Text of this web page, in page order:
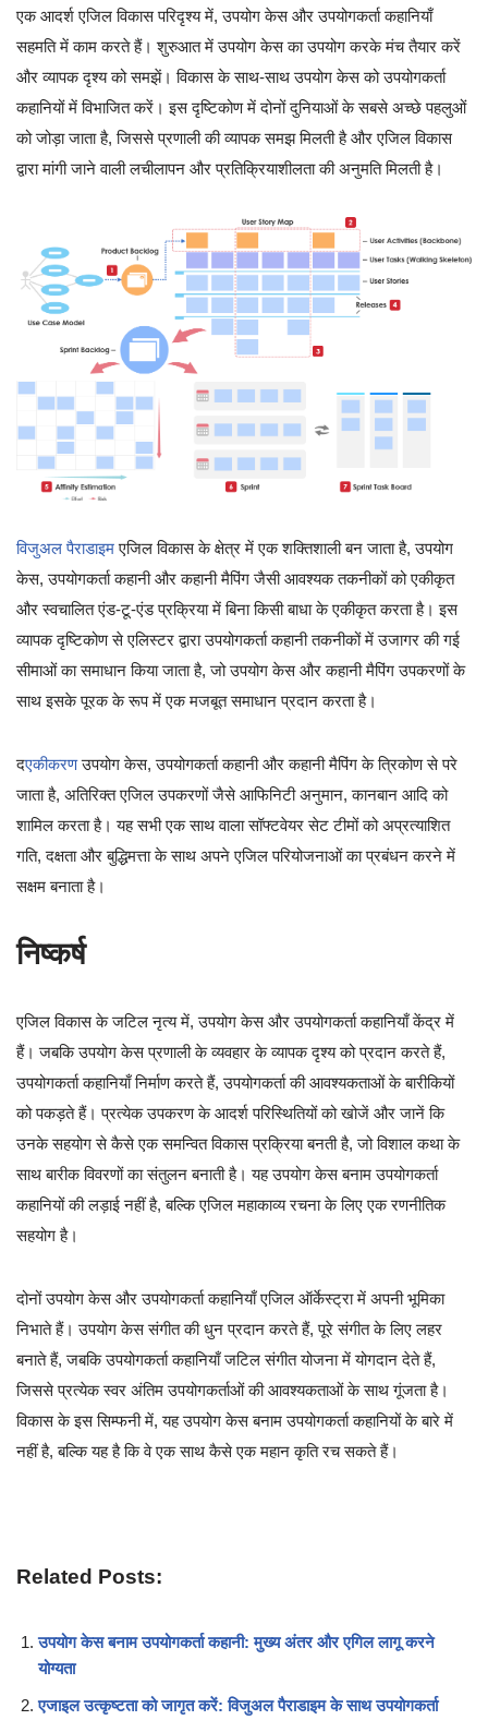
एक आदर्श एजिल विकास परिदृश्य में, उपयोग केस और उपयोगकर्ता कहानियाँ
सहमति में काम करते हैं। शुरुआत में उपयोग केस का उपयोग करके मंच तैयार करें
और व्यापक दृश्य को समझें। विकास के साथ-साथ उपयोग केस को उपयोगकर्ता
कहानियों में विभाजित करें। इस दृष्टिकोण में दोनों दुनियाओं के सबसे अच्छे पहलुओं
को जोड़ा जाता है, जिससे प्रणाली की व्यापक समझ मिलती है और एजिल विकास
द्वारा मांगी जाने वाली लचीलापन और प्रतिक्रियाशीलता की अनुमति मिलती है।
विजुअल पैराडाइमएजिल विकास के क्षेत्र में एक शक्तिशाली बन जाता है, उपयोग
केस, उपयोगकर्ता कहानी और कहानी मैपिंग जैसी आवश्यक तकनीकों को एकीकृत
और स्वचालित एंड-टू-एंड प्रक्रिया में बिना किसी बाधा के एकीकृत करता है। इस
व्यापक दृष्टिकोण से एलिस्टर द्वारा उपयोगकर्ता कहानी तकनीकों में उजागर की गई
सीमाओं का समाधान किया जाता है, जो उपयोग केस और कहानी मैपिंग उपकरणों के
साथ इसके पूरक के रूप में एक मजबूत समाधान प्रदान करता है।
दएकीकरणउपयोग केस, उपयोगकर्ता कहानी और कहानी मैपिंग के त्रिकोण से परे
जाता है, अतिरिक्त एजिल उपकरणों जैसे आफिनिटी अनुमान, कानबान आदि को
शामिल करता है। यह सभी एक साथ वाला सॉफ्टवेयर सेट टीमों को अप्रत्याशित
गति, दक्षता और बुद्धिमत्ता के साथ अपने एजिल परियोजनाओं का प्रबंधन करने में
सक्षम बनाता है।
निष्कर्ष
एजिल विकास के जटिल नृत्य में, उपयोग केस और उपयोगकर्ता कहानियाँ केंद्र में
हैं। जबकि उपयोग केस प्रणाली के व्यवहार के व्यापक दृश्य को प्रदान करते हैं,
उपयोगकर्ता कहानियाँ निर्माण करते हैं, उपयोगकर्ता की आवश्यकताओं के बारीकियों
को पकड़ते हैं। प्रत्येक उपकरण के आदर्श परिस्थितियों को खोजें और जानें कि
उनके सहयोग से कैसे एक समन्वित विकास प्रक्रिया बनती है, जो विशाल कथा के
साथ बारीक विवरणों का संतुलन बनाती है। यह उपयोग केस बनाम उपयोगकर्ता
कहानियों की लड़ाई नहीं है, बल्कि एजिल महाकाव्य रचना के लिए एक रणनीतिक
सहयोग है।
दोनों उपयोग केस और उपयोगकर्ता कहानियाँ एजिल ऑर्केस्ट्रा में अपनी भूमिका
निभाते हैं। उपयोग केस संगीत की धुन प्रदान करते हैं, पूरे संगीत के लिए लहर
बनाते हैं, जबकि उपयोगकर्ता कहानियाँ जटिल संगीत योजना में योगदान देते हैं,
जिससे प्रत्येक स्वर अंतिम उपयोगकर्ताओं की आवश्यकताओं के साथ गूंजता है।
विकास के इस सिम्फनी में, यह उपयोग केस बनाम उपयोगकर्ता कहानियों के बारे में
नहीं है, बल्कि यह है कि वे एक साथ कैसे एक महान कृति रच सकते हैं।
Related Posts:
उपयोग केस बनाम उपयोगकर्ता कहानी: मुख्य अंतर और एगिल लागू करने
योग्यता
एजाइल उत्कृष्टता को जागृत करें: विजुअल पैराडाइम के साथ उपयोगकर्ता